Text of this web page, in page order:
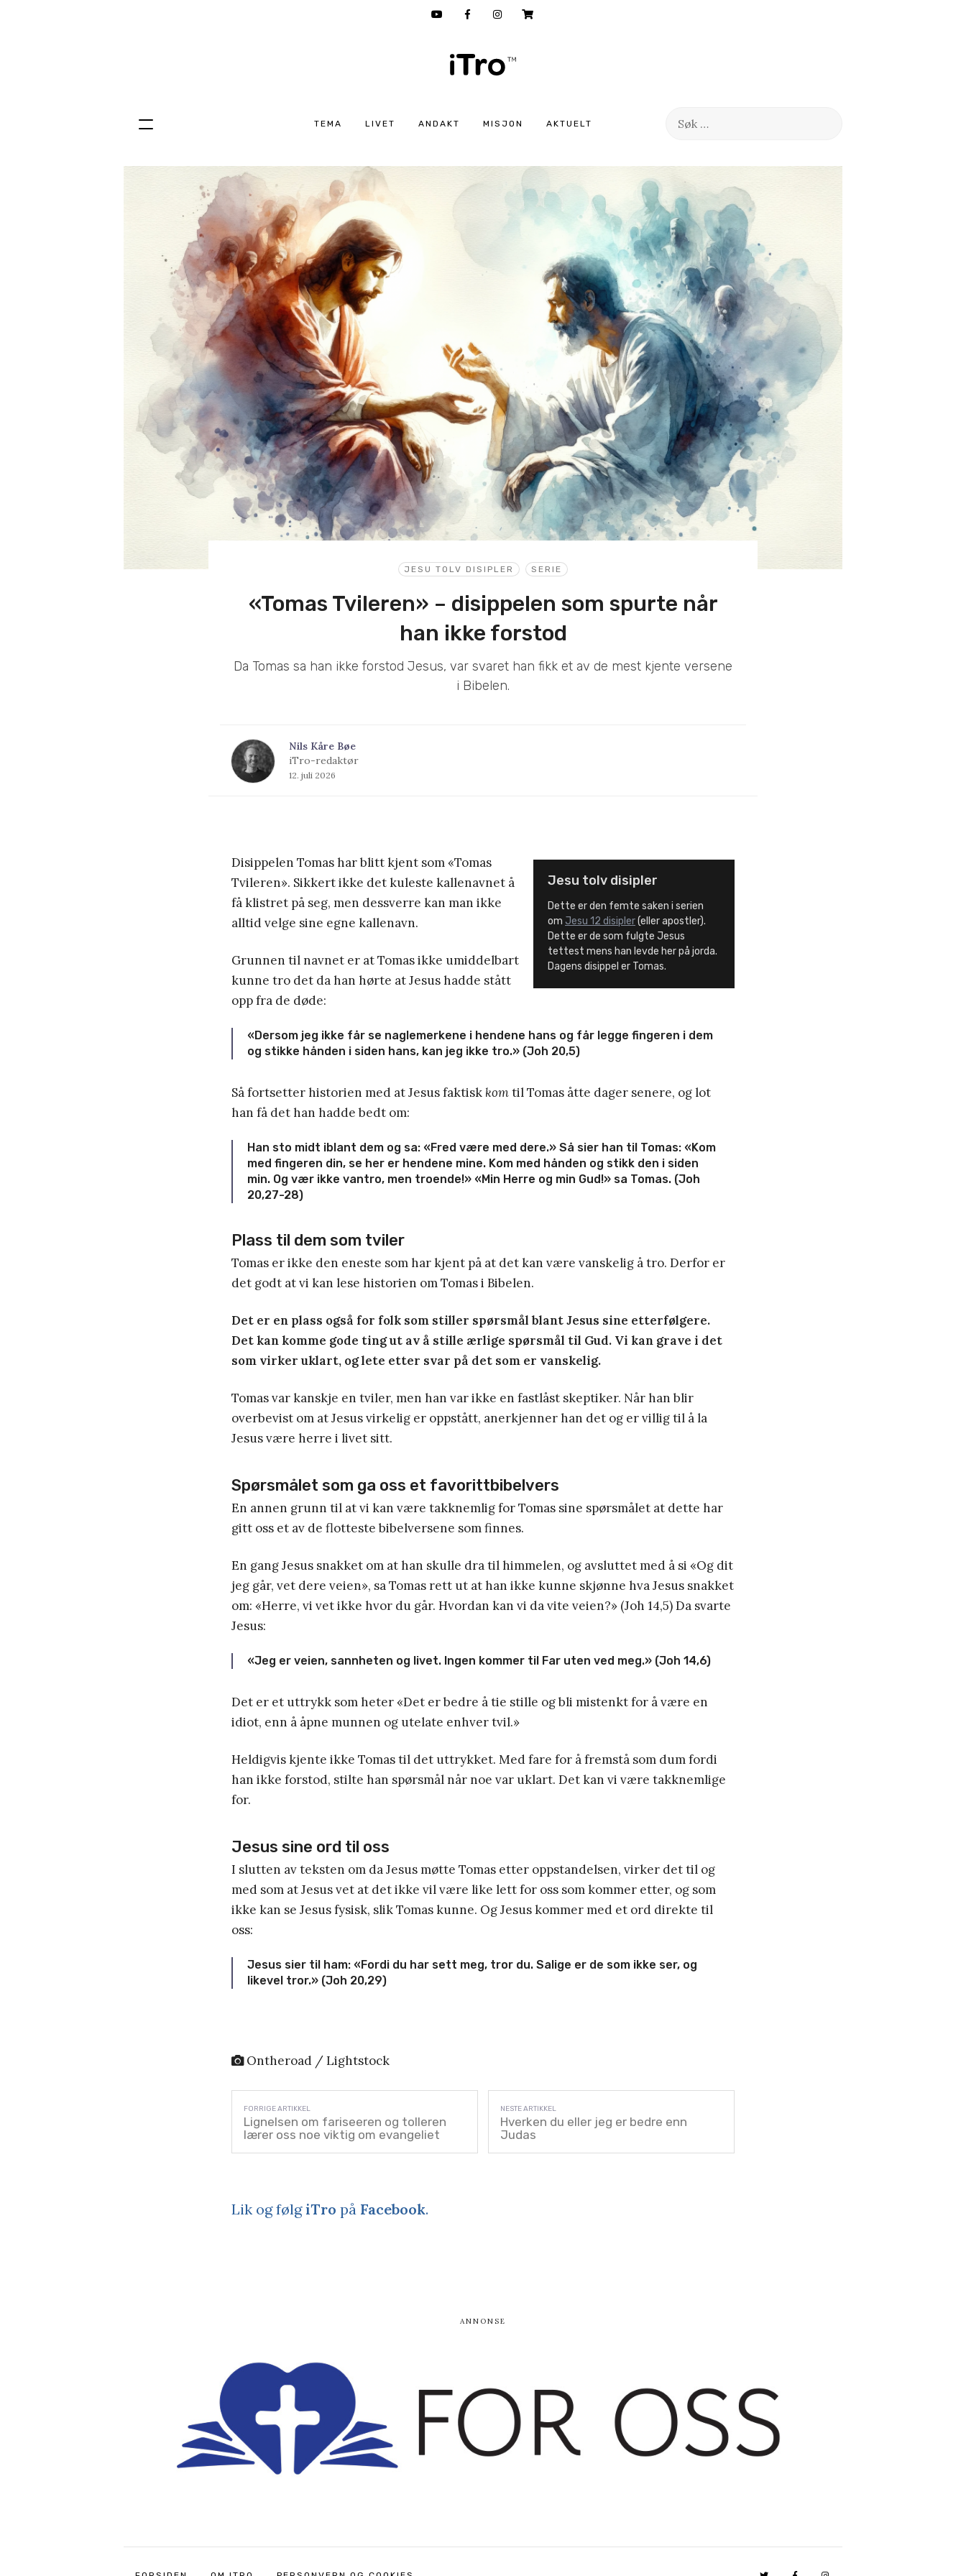
TEMA LIVET ANDAKT MISJON AKTUELT
Søk
Hopp
JESU TOLV DISIPLER SERIE
«Tomas Tvileren» – disippelen som spurte når
han ikke forstod
Da Tomas sa han ikke forstod Jesus, var svaret han fikk et av de mest kjente versene
i Bibelen.
Nils Kåre Bøe
iTro-redaktør
12. juli 2026
Jesu tolv disipler
Dette er den femte saken i serien
om Jesu 12 disipler(eller apostler).
Dette er de som fulgte Jesus
tettest mens han levde her på jorda.
Dagens disippel er Tomas.
Disippelen Tomas har blitt kjent som «Tomas
Tvileren». Sikkert ikke det kuleste kallenavnet å
få klistret på seg, men dessverre kan man ikke
alltid velge sine egne kallenavn.
Grunnen til navnet er at Tomas ikke umiddelbart
kunne tro det da han hørte at Jesus hadde stått
opp fra de døde:
«Dersom jeg ikke får se naglemerkene i hendene hans og får legge fingeren i dem
og stikke hånden i siden hans, kan jeg ikke tro.» (Joh 20,5)
Så fortsetter historien med at Jesus faktisk komtil Tomas åtte dager senere, og lot
han få det han hadde bedt om:
Han sto midt iblant dem og sa: «Fred være med dere.» Så sier han til Tomas: «Kom
med fingeren din, se her er hendene mine. Kom med hånden og stikk den i siden
min. Og vær ikke vantro, men troende!» «Min Herre og min Gud!» sa Tomas. (Joh
20,27-28)
Plass til dem som tviler
Tomas er ikke den eneste som har kjent på at det kan være vanskelig å tro. Derfor er
det godt at vi kan lese historien om Tomas i Bibelen.
Det er en plass også for folk som stiller spørsmål blant Jesus sine etterfølgere.
Det kan komme gode ting ut av å stille ærlige spørsmål til Gud. Vi kan grave i det
som virker uklart, og lete etter svar på det som er vanskelig.
Tomas var kanskje en tviler, men han var ikke en fastlåst skeptiker. Når han blir
overbevist om at Jesus virkelig er oppstått, anerkjenner han det og er villig til å la
Jesus være herre i livet sitt.
Spørsmålet som ga oss et favorittbibelvers
En annen grunn til at vi kan være takknemlig for Tomas sine spørsmålet at dette har
gitt oss et av de flotteste bibelversene som finnes.
En gang Jesus snakket om at han skulle dra til himmelen, og avsluttet med å si «Og dit
jeg går, vet dere veien», sa Tomas rett ut at han ikke kunne skjønne hva Jesus snakket
om: «Herre, vi vet ikke hvor du går. Hvordan kan vi da vite veien?» (Joh 14,5) Da svarte
Jesus:
«Jeg er veien, sannheten og livet. Ingen kommer til Far uten ved meg.» (Joh 14,6)
Det er et uttrykk som heter «Det er bedre å tie stille og bli mistenkt for å være en
idiot, enn å åpne munnen og utelate enhver tvil.»
Heldigvis kjente ikke Tomas til det uttrykket. Med fare for å fremstå som dum fordi
han ikke forstod, stilte han spørsmål når noe var uklart. Det kan vi være takknemlige
for.
Jesus sine ord til oss
I slutten av teksten om da Jesus møtte Tomas etter oppstandelsen, virker det til og
med som at Jesus vet at det ikke vil være like lett for oss som kommer etter, og som
ikke kan se Jesus fysisk, slik Tomas kunne. Og Jesus kommer med et ord direkte til
oss:
Jesus sier til ham: «Fordi du har sett meg, tror du. Salige er de som ikke ser, og
likevel tror.» (Joh 20,29)
Ontheroad / Lightstock
Lignelsen om fariseeren og tolleren
lærer oss noe viktig om evangeliet
Hverken du eller jeg er bedre enn
Judas
Lik og følgiTro på Facebook.